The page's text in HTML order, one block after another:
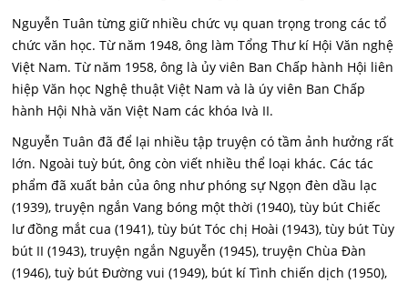
Nguyễn Tuân từng giữ nhiều chức vụ quan trọng trong các tổ
chức văn học. Từ năm 1948, ông làm Tổng Thư kí Hội Văn nghệ
Việt Nam. Từ năm 1958, ông là ủy viên Ban Chấp hành Hội liên
hiệp Văn học Nghệ thuật Việt Nam và là úy viên Ban Chấp
hành Hội Nhà văn Việt Nam các khóa Ivà II.
Nguyễn Tuân đã để lại nhiều tập truyện có tầm ảnh hưởng rất
lớn. Ngoài tuỳ bút, ông còn viết nhiều thể loại khác. Các tác
phẩm đã xuất bản của ông như phóng sự Ngọn đèn dầu lạc
(1939), truyện ngắn Vang bóng một thời (1940), tùy bút Chiếc
lư đồng mắt cua (1941), tùy bút Tóc chị Hoài (1943), tùy bút Tùy
bút II (1943), truyện ngắn Nguyễn (1945), truyện Chùa Đàn
(1946), tuỳ bút Đường vui (1949), bút kí Tình chiến dịch (1950),